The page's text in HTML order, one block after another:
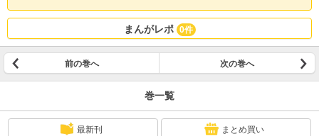
まんがレポ 0件
前の巻へ 次の巻へ
巻一覧
最新刊 まとめ買い